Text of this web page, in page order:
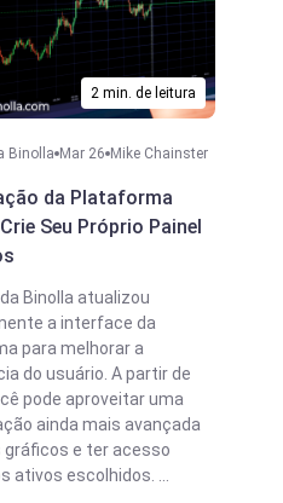
2 min. de leitura
Binolla Mar 26 Mike Chainster
da Plataforma
Seu Próprio Painel
Binolla atualizou
a interface da
para melhorar a
do usuário. A partir de
pode aproveitar uma
ainda mais avançada
gráficos e ter acesso
ativos escolhidos. ...